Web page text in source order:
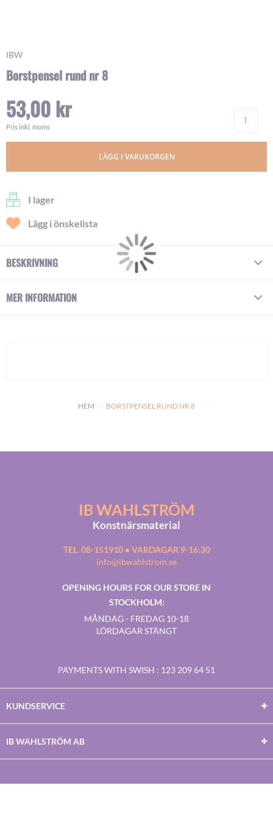
HEM BORSTPENSEL RUND NR 8
IBW
Borstpensel rund nr 8
53,00 kr
Pris inkl. moms
LÄGG I VARUKORGEN
I lager
Lägg i önskelista
Skip
the
of
the
images
BESKRIVNING
MER INFORMATION
IB WAHLSTRÖM
Konstnärsmaterial
TEL. 08-151910 • VARDAGAR 9-16:30
info@ibwahlstrom.se
OPENING HOURS FOR OUR STORE IN
STOCKHOLM:
MÅNDAG - FREDAG 10-18
LÖRDAGAR STÄNGT
PAYMENTS WITH SWISH : 123 209 64 51
KUNDSERVICE
IB WAHLSTRÖM AB
Facebook
TwitterYoutubeInstagram